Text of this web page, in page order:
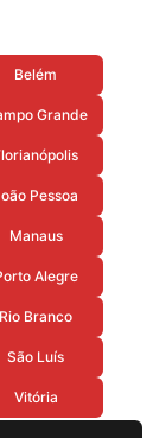
Belém
Grande
Pessoa
Manaus
Alegre
Rio Branco
São Luís
Vitória